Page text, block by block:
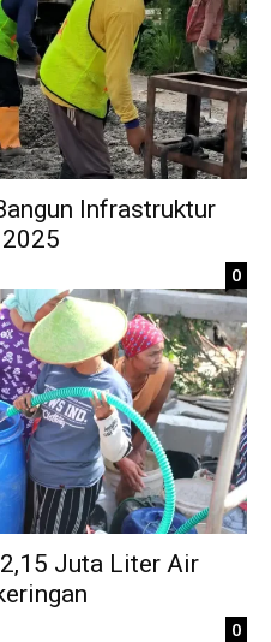
Infrastruktur
0
Juta Liter Air
0